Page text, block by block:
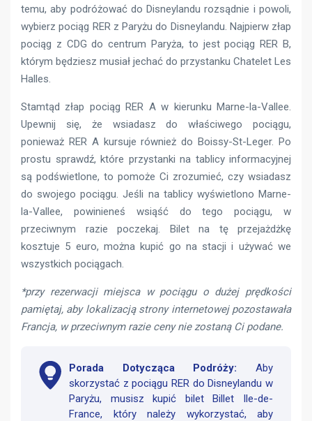
temu, aby podróżować do Disneylandu rozsądnie i powoli,
wybierz pociąg RER z Paryżu do Disneylandu. Najpierw złap
pociąg z CDG do centrum Paryża, to jest pociąg RER B,
którym będziesz musiał jechać do przystanku Chatelet Les
Halles.
Stamtąd złap pociąg RER A w kierunku Marne-la-Vallee.
Upewnij się, że wsiadasz do właściwego pociągu,
ponieważ RER A kursuje również do Boissy-St-Leger. Po
prostu sprawdź, które przystanki na tablicy informacyjnej
są podświetlone, to pomoże Ci zrozumieć, czy wsiadasz
do swojego pociągu. Jeśli na tablicy wyświetlono Marne-
la-Vallee, powinieneś wsiąść do tego pociągu, w
przeciwnym razie poczekaj. Bilet na tę przejażdżkę
kosztuje 5 euro, można kupić go na stacji i używać we
wszystkich pociągach.
*przy rezerwacji miejsca w pociągu o dużej prędkości
pamiętaj, aby lokalizacją strony internetowej pozostawała
Francja, w przeciwnym razie ceny nie zostaną Ci podane.
Porada Dotycząca Podróży: Aby
skorzystać z pociągu RER do Disneylandu w
Paryżu, musisz kupić bilet Billet Ile-de-
France, który należy wykorzystać, aby